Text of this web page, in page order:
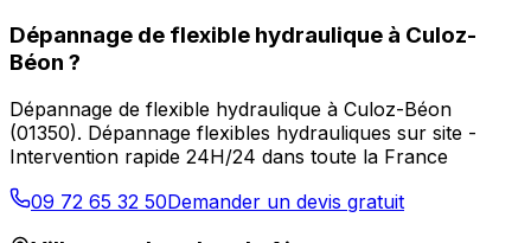
Dépannage de flexible hydraulique à Culoz-
Béon ?
Dépannage de flexible hydraulique à Culoz-Béon
(01350). Dépannage flexibles hydrauliques sur site -
Intervention rapide 24H/24 dans toute la France
09 72 65 32 50Demander un devis gratuit